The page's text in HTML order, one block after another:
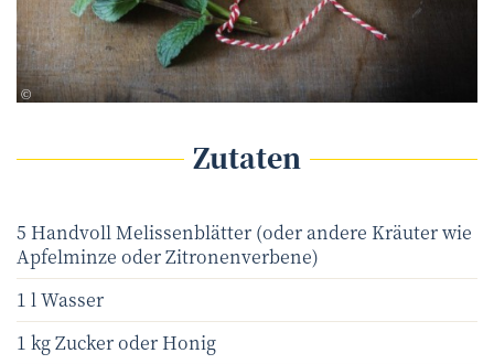
©tunedin - fotolia.com
Zutaten
5 Handvoll Melissenblätter (oder andere Kräuter wie
Apfelminze oder Zitronenverbene)
1 l Wasser
1 kg Zucker oder Honig